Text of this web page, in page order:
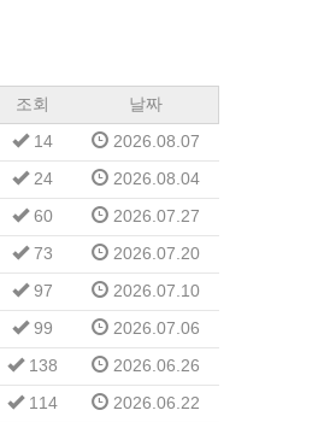
조회
날짜
14
2026.08.07
24
2026.08.04
60
2026.07.27
73
2026.07.20
97
2026.07.10
99
2026.07.06
138
2026.06.26
114
2026.06.22